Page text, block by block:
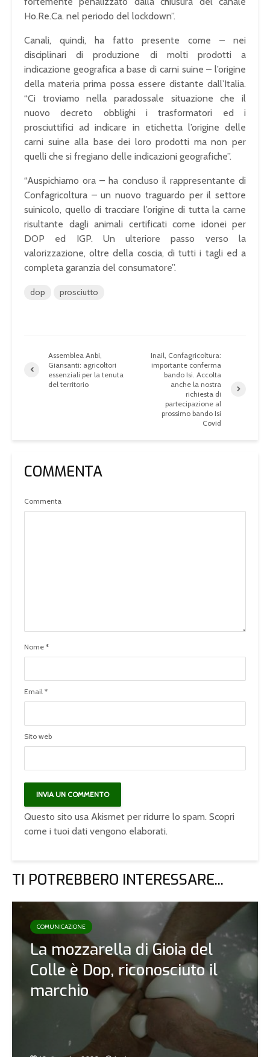
Ho.Re.Ca. nel periodo del lockdown”.
Canali, quindi, ha fatto presente come – nei
disciplinari di produzione di molti prodotti a
indicazione geografica a base di carni suine – l’origine
della materia prima possa essere distante dall’Italia.
“Ci troviamo nella paradossale situazione che il
nuovo decreto obblighi i trasformatori ed i
prosciuttifici ad indicare in etichetta l’origine delle
carni suine alla base dei loro prodotti ma non per
quelli che si fregiano delle indicazioni geografiche”.
“Auspichiamo ora – ha concluso il rappresentante di
Confagricoltura – un nuovo traguardo per il settore
suinicolo, quello di tracciare l’origine di tutta la carne
risultante dagli animali certificati come idonei per
DOP ed IGP. Un ulteriore passo verso la
valorizzazione, oltre della coscia, di tutti i tagli ed a
completa garanzia del consumatore”.
dop prosciutto
Assemblea Anbi,
Giansanti: agricoltori
essenziali per la tenuta
del territorio
Inail, Confagricoltura:
importante conferma
bando Isi. Accolta
anche la nostra
richiesta di
partecipazione al
prossimo bando Isi
Covid
COMMENTA
Commenta
Nome *
Email *
Sito web
Questo sito usa Akismet per ridurre lo spam. Scopri
come i tuoi dati vengono elaborati.
TI POTREBBERO INTERESSARE...
COMUNICAZIONE
La mozzarella di Gioia del
Colle è Dop, riconosciuto il
marchio